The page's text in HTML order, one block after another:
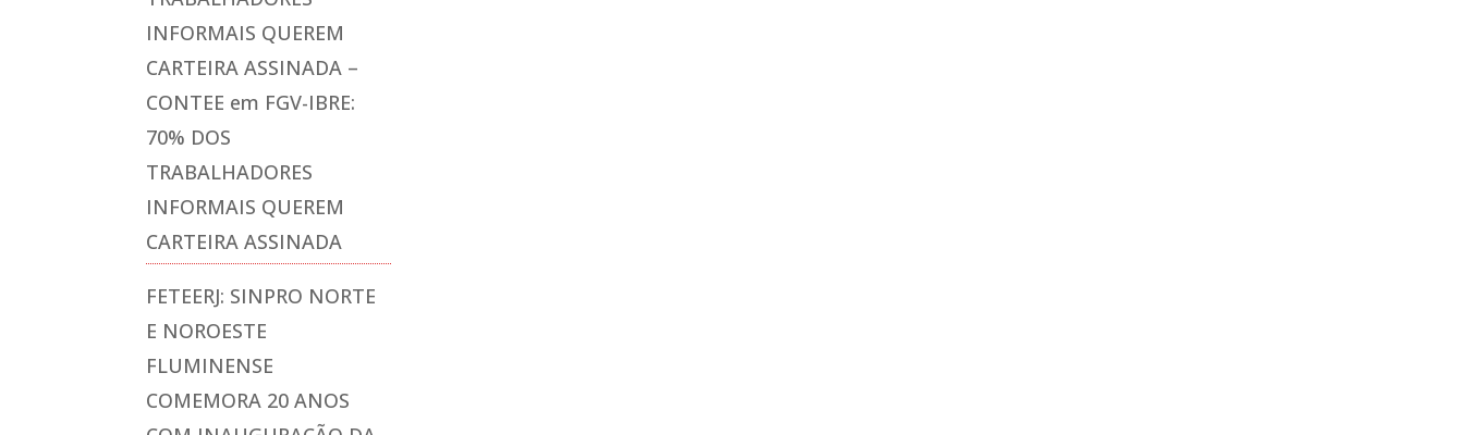
INFORMAIS QUEREM
CARTEIRA ASSINADA –
CONTEE em FGV-IBRE:
70% DOS
TRABALHADORES
INFORMAIS QUEREM
CARTEIRA ASSINADA
FETEERJ: SINPRO NORTE
E NOROESTE
FLUMINENSE
COMEMORA 20 ANOS